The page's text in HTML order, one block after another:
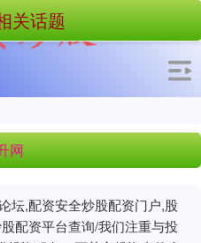
网
坛,配资安全炒股配资门户,股
配资平台查询/我们注重与投
关话题